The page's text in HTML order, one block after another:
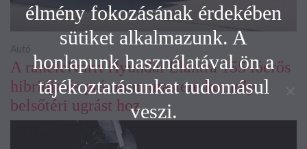
A ráncfelvarrt Hyundai Elantra 155 lóerős
hibridje és prémium utastere komoly
belsőtéri ugrást hoz
Autó
élmény fokozásának érdekében
sütiket alkalmazunk. A
honlapunk használatával ön a
tájékoztatásunkat tudomásul
veszi.